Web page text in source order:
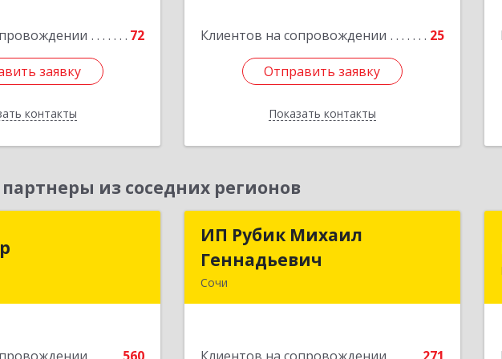
72
заявку
контакты
Подробнее
Клиентов на сопровождении 25
Отправить заявку
Показать контакты
Подробнее
из соседних регионов
край, Сочи,
ИП Рубик Михаил
Геннадьевич
Сочи
ИП Рубик Михаил